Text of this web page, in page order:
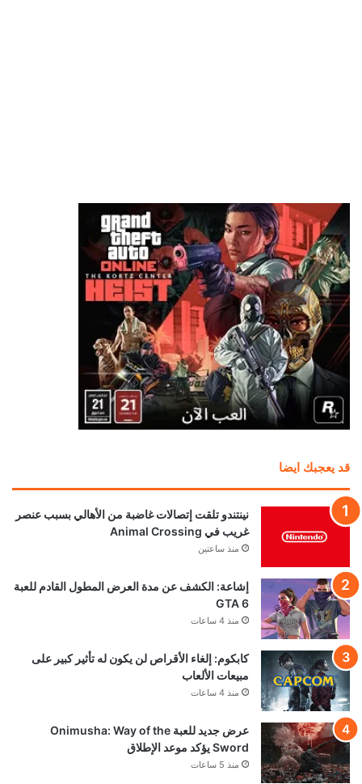
قد يعجبك ايضا
نينتندو تلقت إتصالات غاضبة من الأهالي بسبب عنصر
غريب في Animal Crossing
منذ ساعتين
إشاعة: الكشف عن مدة العرض المطول القادم للعبة
GTA 6
منذ 4 ساعات
كابكوم: إلغاء الأقراص لن يكون له تأثير كبير على
مبيعات الألعاب
منذ 4 ساعات
عرض جديد للعبة Onimusha: Way of the
Sword يؤكد موعد الإطلاق
منذ 5 ساعات